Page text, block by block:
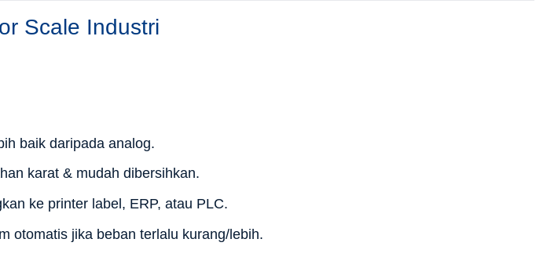
Scale Industri
baik daripada analog.
karat & mudah dibersihkan.
ke printer label, ERP, atau PLC.
otomatis jika beban terlalu kurang/lebih.